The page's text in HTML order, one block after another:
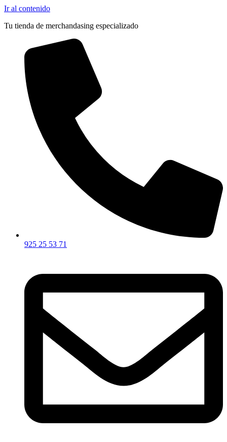
Ir al contenido
Tu tienda de merchandasing especializado
925 25 53 71